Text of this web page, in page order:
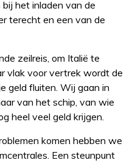
het inladen van de
terecht en een van de
zeilreis, om Italië te
vlak voor vertrek wordt de
geld fluiten. Wij gaan in
van het schip, van wie
heel veel geld krijgen.
komen hebben we
Een steunpunt